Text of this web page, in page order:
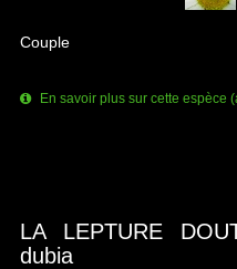
Couple
En savoir plus sur cette espèce
LA LEPTURE
dubia